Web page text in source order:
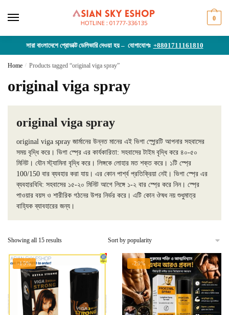
0
সারা বাংলাদেশে প্রোডাক্ট ডেলিভারি দেওয়া হয় – যোগাযোগঃ +8801711161810
Home / Products tagged “original viga spray”
original viga spray
original viga spray
original viga spray জার্মানের উন্নত মানের এই ভিগা স্প্র্রেটি আপনার সহবাসের
সময় বৃদ্ধি করে। ভিগা স্প্রে এর কার্যকারিতা: সহবাসের টাইম বৃদ্ধি করে ৪০-৫০
মিনিট। যৌন স্ট্যামিনা বৃদ্ধি করে। লিঙ্গকে লোহার মত শক্ত করে। ১টি স্প্রে
100/150 বার ব্যবহার করা যায়। এর কোন পার্শ্ব প্রতিক্রিয়া নেই। ভিগা স্প্রে এর
ব্যবহারবিধি: সহবাসের ১৫-২০ মিনিট আগে লিঙ্গে ১-২ বার স্প্রে করে নিন। স্প্রে
পাওয়ার বয়স ও শারীরিক গঠনের উপর নির্ভর করে। এটি কোন ঔষধ নয় শুধুমাত্র
বাহ্যিক ব্যাবহারের জন্য।
Showing all 15 resultsSorted
-15% -29%